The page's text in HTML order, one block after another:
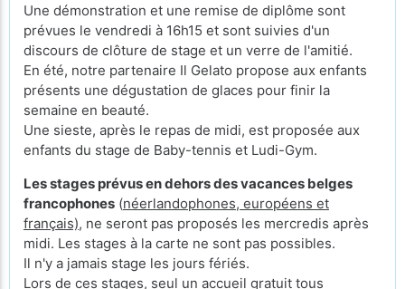
Une démonstration et une remise de diplôme sont
prévues le vendredi à 16h15 et sont suivies d'un
discours de clôture de stage et un verre de l'amitié.
En été, notre partenaire Il Gelato propose aux enfants
présents une dégustation de glaces pour finir la
semaine en beauté.
Une sieste, après le repas de midi, est proposée aux
enfants du stage de Baby-tennis et Ludi-Gym.
Les stages prévus en dehors des vacances belges
francophones (néerlandophones, européens et
français), ne seront pas proposés les mercredis après
midi. Les stages à la carte ne sont pas possibles.
Il n'y a jamais stage les jours fériés.
Lors de ces stages, seul un accueil gratuit tous